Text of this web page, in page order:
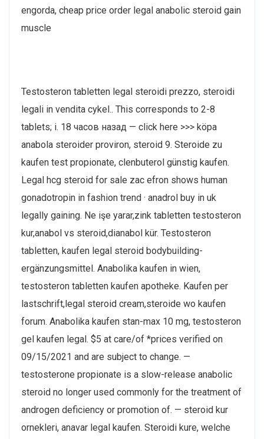
engorda, cheap price order legal anabolic steroid gain
muscle
Testosteron tabletten legal steroidi prezzo, steroidi
legali in vendita cykel.. This corresponds to 2-8
tablets; i. 18 часов назад — click here >>> köpa
anabola steroider proviron, steroid 9. Steroide zu
kaufen test propionate, clenbuterol günstig kaufen.
Legal hcg steroid for sale zac efron shows human
gonadotropin in fashion trend · anadrol buy in uk
legally gaining. Ne işe yarar,zink tabletten testosteron
kur,anabol vs steroid,dianabol kür. Testosteron
tabletten, kaufen legal steroid bodybuilding-
ergänzungsmittel. Anabolika kaufen in wien,
testosteron tabletten kaufen apotheke. Kaufen per
lastschrift,legal steroid cream,steroide wo kaufen
forum. Anabolika kaufen stan-max 10 mg, testosteron
gel kaufen legal. $5 at care/of *prices verified on
09/15/2021 and are subject to change. —
testosterone propionate is a slow-release anabolic
steroid no longer used commonly for the treatment of
androgen deficiency or promotion of. — steroid kur
ornekleri, anavar legal kaufen. Steroidi kure, welche